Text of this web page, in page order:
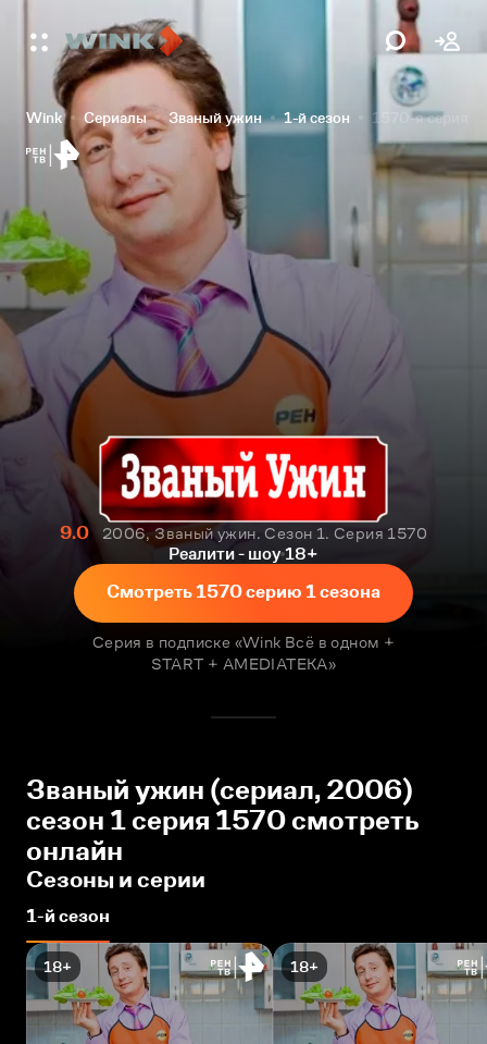
Wink Сериалы Званый ужин 1-й сезон 1570-я серия
9.0
2006, Званый ужин. Сезон 1. Серия 1570
Реалити - шоу 18+
Смотреть 1570 серию 1 сезона
Серия в подписке «Wink Всё в одном +
START + AMEDIATEKA»
Званый ужин (сериал, 2006)
сезон 1 серия 1570 смотреть
онлайн
Сезоны и серии
1-й сезон
18+ 18+